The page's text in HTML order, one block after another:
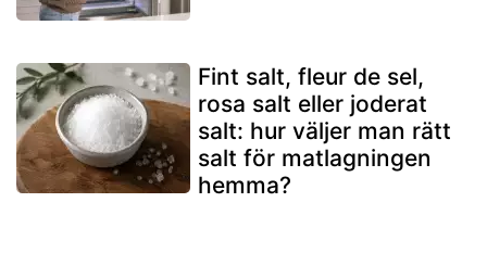
Fint salt, fleur de sel,
rosa salt eller joderat
salt: hur väljer man rätt
salt för matlagningen
hemma?